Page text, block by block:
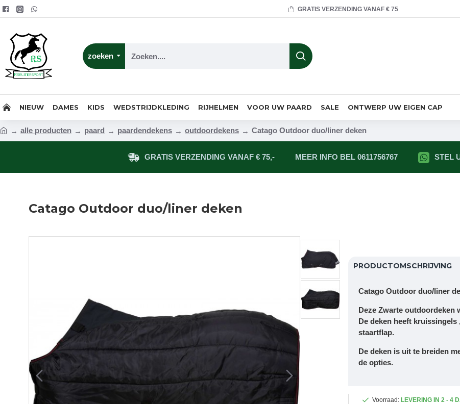
GRATIS VERZENDING VANAF € 75
zoeken
NIEUW DAMES KIDS WEDSTRIJDKLEDING RIJHELMEN VOOR UW PAARD SALE ONTWERP UW EIGEN CAP
alle producten paard paardendekens outdoordekens Catago Outdoor duo/liner deken
GRATIS VERZENDING VANAF € 75,- MEER INFO BEL 0611756767 STEL
Catago Outdoor duo/liner deken
PRODUCTOMSCHRIJVING
Catago Outdoor duo/liner
Deze Zwarte outdoordeken
De deken heeft
staartflap.
De deken is uit te breiden
de opties.
Voorraad: LEVERING IN 2 - 4